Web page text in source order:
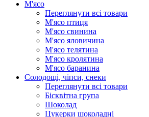
М'ясо
Переглянути всі товари
М'ясо птиця
М'ясо свинина
М'ясо яловичина
М'ясо телятина
М'ясо кролятина
М'ясо баранина
Солодощі, чіпси, снеки
Переглянути всі товари
Бісквітна група
Шоколад
Цукерки шоколадні